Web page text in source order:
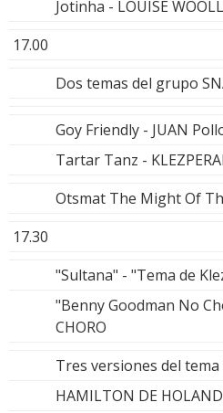
Jotinha - LOUISE
17.00
Dos temas del grupo
Goy Friendly - JUAN
Tartar Tanz -
Otsmat The Might Of
17.30
"Sultana" - "Tema de
"Benny Goodman No
CHORO
Tres versiones del tema
HAMILTON DE